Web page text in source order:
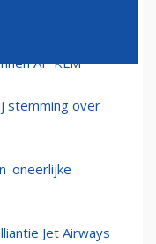
AF-KLM'
stemming over
'oneerlijke
Jet Airways